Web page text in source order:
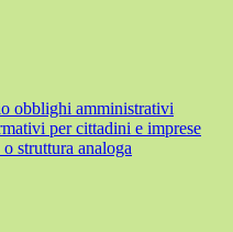
obblighi amministrativi
per cittadini e imprese
struttura analoga